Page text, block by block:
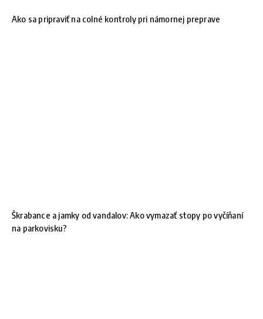
Ako sa pripraviť na colné kontroly pri námornej preprave
Škrabance a jamky od vandalov: Ako vymazať stopy po vyčíňaní
na parkovisku?